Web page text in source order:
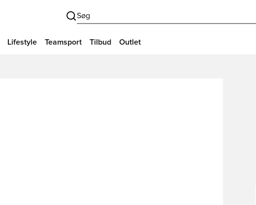
Søg
Lifestyle Teamsport Tilbud Outlet